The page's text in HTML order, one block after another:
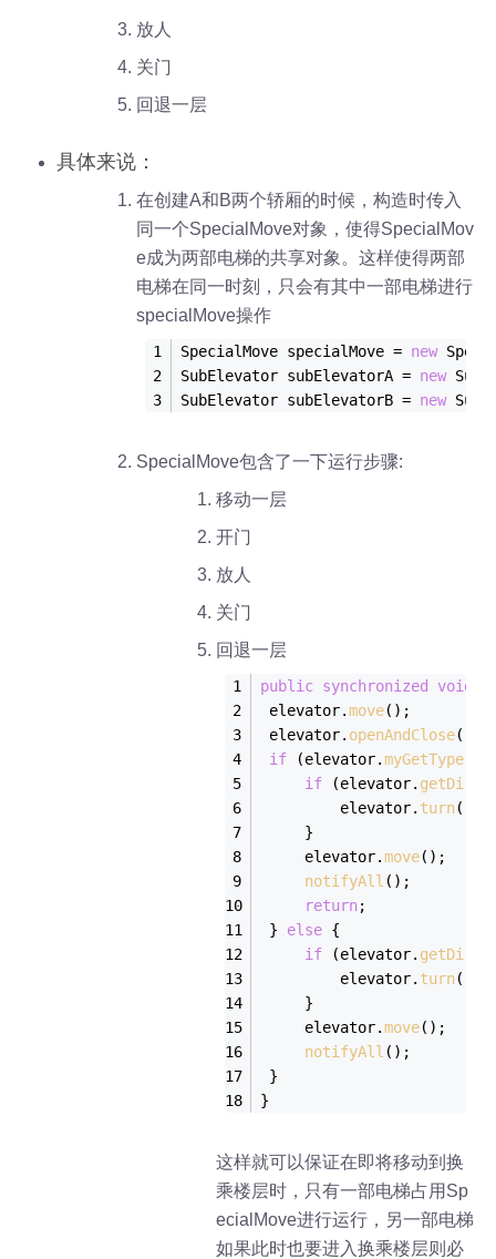
放人
关门
回退一层
具体来说：
在创建A和B两个轿厢的时候，构造时传入
同一个SpecialMove对象，使得SpecialMov
e成为两部电梯的共享对象。这样使得两部
电梯在同一时刻，只会有其中一部电梯进行
specialMove操作
SpecialMove specialMove = new
SubElevator subElevatorA = new
SubElevator subElevatorB = new
SpecialMove包含了一下运行步骤:
移动一层
开门
放人
关门
回退一层
public synchronized void
elevator.move();
elevator. openAndClose();
if (elevator.myGetType
if (elevator.
         elevator.
turn();
     }
     elevator.
move();
notifyAll ();
return;
} else {
if (elevator.
         elevator.
turn();
     }
     elevator.
move();
notifyAll ();
}
}
这样就可以保证在即将移动到换
乘楼层时，只有一部电梯占用Sp
ecialMove进行运行，另一部电梯
如果此时也要进入换乘楼层则必